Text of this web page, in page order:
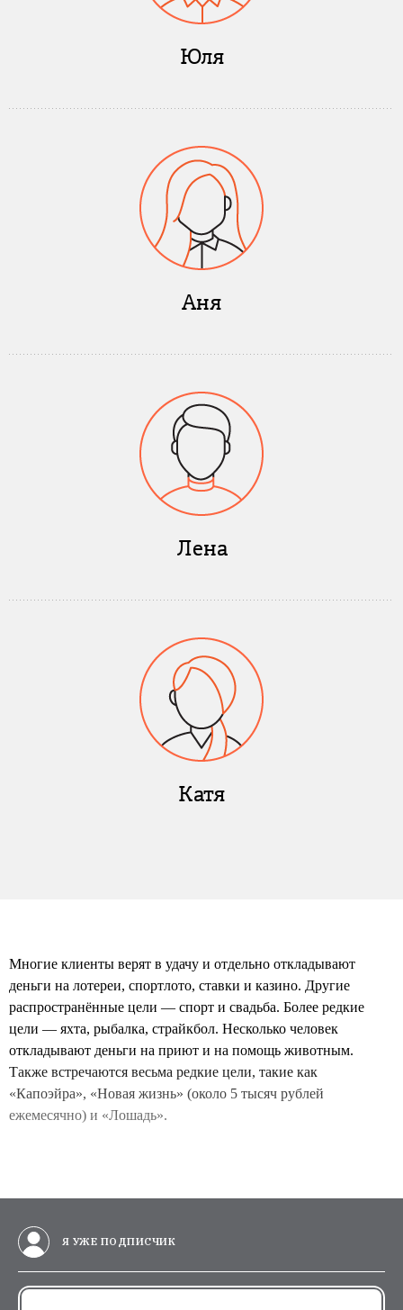
Юля
Аня
Лена
Катя
Многие клиенты верят в удачу и отдельно откладывают
деньги на лотереи, спортлото, ставки и казино. Другие
распространённые цели — спорт и свадьба. Более редкие
цели — яхта, рыбалка, страйкбол. Несколько человек
откладывают деньги на приют и на помощь животным.
Также встречаются весьма редкие цели, такие как
«Капоэйра», «Новая жизнь» (около 5 тысяч рублей
ежемесячно) и «Лошадь».
Я УЖЕ ПОДПИСЧИК